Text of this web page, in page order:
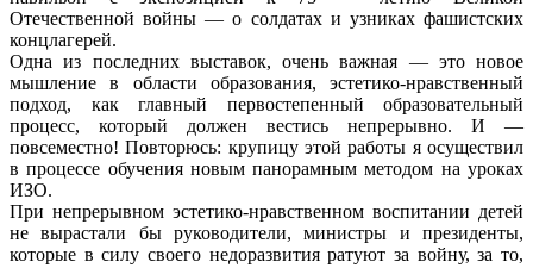
Отечественной войны — о солдатах и узниках фашистских
концлагерей.
Одна из последних выставок, очень важная — это новое
мышление в области образования, эстетико-нравственный
подход, как главный первостепенный образовательный
процесс, который должен вестись непрерывно. И —
повсеместно! Повторюсь: крупицу этой работы я осуществил
в процессе обучения новым панорамным методом на уроках
ИЗО.
При непрерывном эстетико-нравственном воспитании детей
не вырастали бы руководители, министры и президенты,
которые в силу своего недоразвития ратуют за войну, за то,